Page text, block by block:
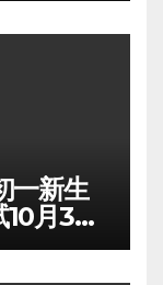
一新生
月3日